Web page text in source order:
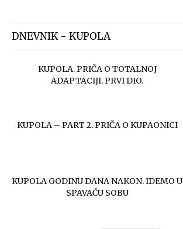
DNEVNIK - KUPOLA
KUPOLA. PRIČA O TOTALNOJ
ADAPTACIJI. PRVI DIO.
KUPOLA – PART 2. PRIČA O KUPAONICI
KUPOLA GODINU DANA NAKON. IDEMO U
SPAVAĆU SOBU